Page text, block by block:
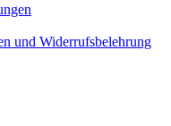
und Widerrufsbelehrung